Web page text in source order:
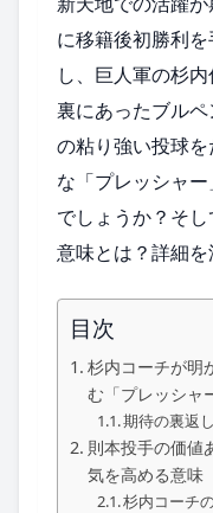
に移籍後初勝利
し、巨人軍の杉
裏にあったブル
の粘り強い投球
な「プレッシャ
でしょうか？そ
意味とは？詳細を
目次
杉内コーチが明
む「プレッシャ
期待の裏返
則本投手の価値
気を高める意味
杉内コーチ